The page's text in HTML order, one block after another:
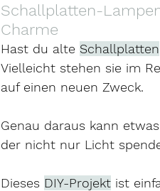
Schallplatten-
Charme
Hast du alte Schallplatten
Vielleicht stehen sie im
auf einen neuen Zweck.
Genau daraus kann
der nicht nur Licht
Dieses DIY-Projekt ist